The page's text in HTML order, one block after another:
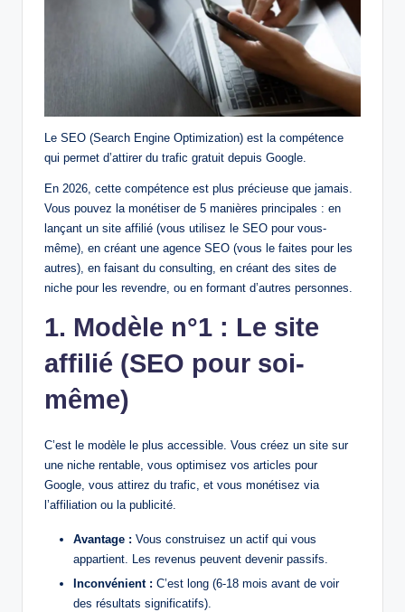
Le SEO (Search Engine Optimization) est la compétence
qui permet d’attirer du trafic gratuit depuis Google.
En 2026, cette compétence est plus précieuse que jamais.
Vous pouvez la monétiser de 5 manières principales : en
lançant un site affilié (vous utilisez le SEO pour vous-
même), en créant une agence SEO (vous le faites pour les
autres), en faisant du consulting, en créant des sites de
niche pour les revendre, ou en formant d’autres personnes.
1. Modèle n°1 : Le site
affilié (SEO pour soi-
même)
C’est le modèle le plus accessible. Vous créez un site sur
une niche rentable, vous optimisez vos articles pour
Google, vous attirez du trafic, et vous monétisez via
l’affiliation ou la publicité.
Avantage : Vous construisez un actif qui vous
appartient. Les revenus peuvent devenir passifs.
Inconvénient : C’est long (6-18 mois avant de voir
des résultats significatifs).